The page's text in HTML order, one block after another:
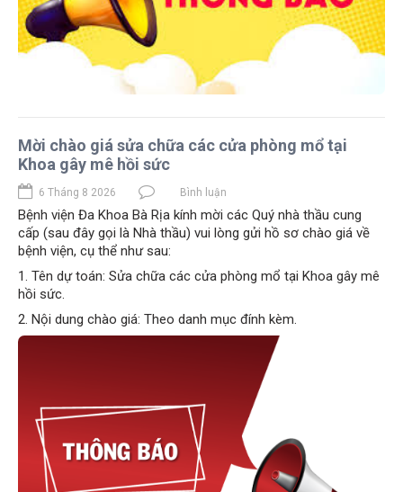
Mời chào giá sửa chữa các cửa phòng mổ tại
Khoa gây mê hồi sức
6 Tháng 8 2026 Bình luận
Bệnh viện Đa Khoa Bà Rịa kính mời các Quý nhà thầu cung
cấp (sau đây gọi là Nhà thầu) vui lòng gửi hồ sơ chào giá về
bệnh viện, cụ thể như sau:
1. Tên dự toán: Sửa chữa các cửa phòng mổ tại Khoa gây mê
hồi sức.
2. Nội dung chào giá: Theo danh mục đính kèm.